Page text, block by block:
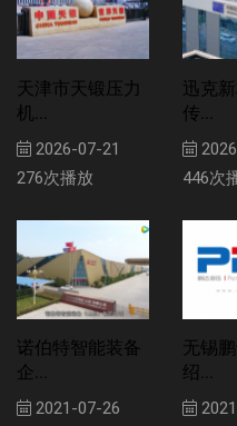
天津市天锻压力
机...
2026-07-21
276次播放
迅克
传...
446次
诺伯特智能装备
企...
2021-07-26
无锡
绍...